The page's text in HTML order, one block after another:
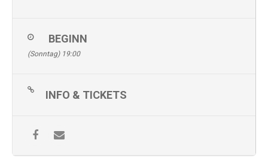
BEGINN
(Sonntag) 19:00
INFO & TICKETS